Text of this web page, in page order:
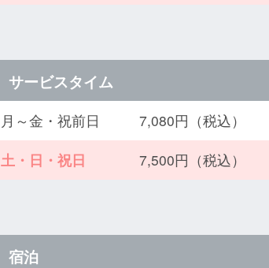
サービスタイム
月～金・祝前日
7,080円（税込）
土・日・祝日
7,500円（税込）
宿泊